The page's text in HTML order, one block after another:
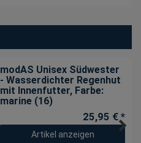
modAS Unisex Südwester
- Wasserdichter Regenhut
mit Innenfutter, Farbe:
marine (16)
25,95 € *
Artikel anzeigen